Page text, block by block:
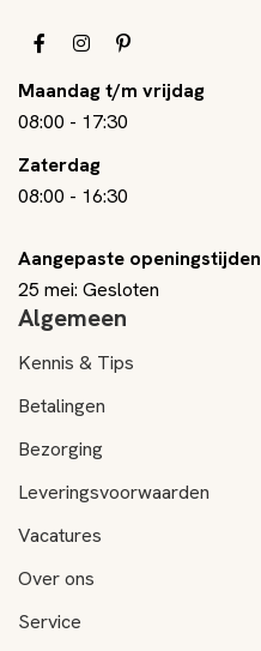
Maandag t/m vrijdag
08:00 - 17:30
Zaterdag
08:00 - 16:30
Aangepaste openingstijden
25 mei: Gesloten
Algemeen
Kennis & Tips
Betalingen
Bezorging
Leveringsvoorwaarden
Vacatures
Over ons
Service